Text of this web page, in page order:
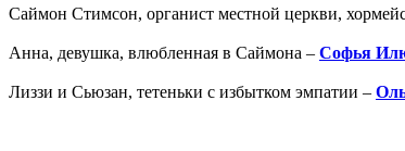
Саймон Стимсон, органист местной церкви,
Анна, девушка, влюбленная в Саймона – Софья
Лиззи и Сьюзан, тетеньки с избытком эмпатии –